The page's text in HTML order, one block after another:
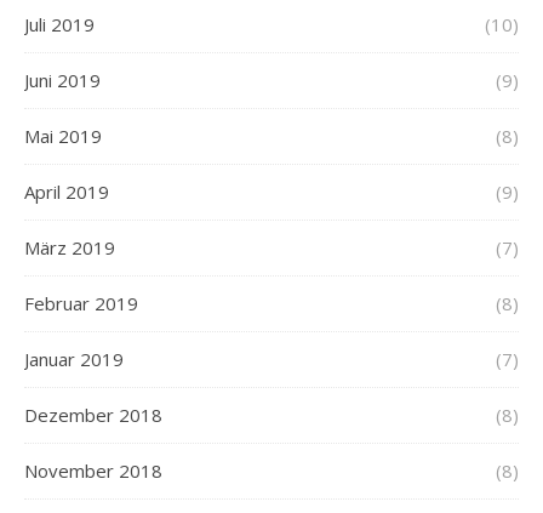
Juli 2019 (10)
Juni 2019 (9)
Mai 2019 (8)
April 2019 (9)
März 2019 (7)
Februar 2019 (8)
Januar 2019 (7)
Dezember 2018 (8)
November 2018 (8)